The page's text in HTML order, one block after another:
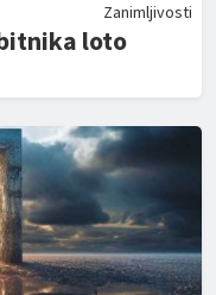
Zanimljivosti
loto